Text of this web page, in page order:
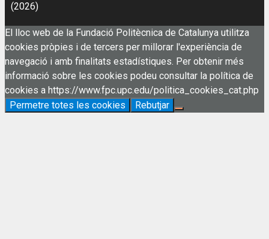
(2026)
El lloc web de la Fundació Politècnica de Catalunya utilitza
cookies pròpies i de tercers per millorar l'experiència de
navegació i amb finalitats estadístiques. Per obtenir més
informació sobre les cookies podeu consultar la política de
cookies a https://www.fpc.upc.edu/politica_cookies_cat.php
Permetre totes les cookies
Rebutjar